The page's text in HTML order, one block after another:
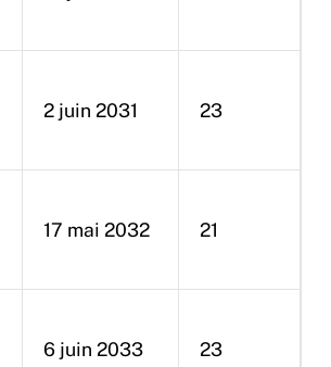
2 juin 2031 23
17 mai 2032 21
6 juin 2033 23